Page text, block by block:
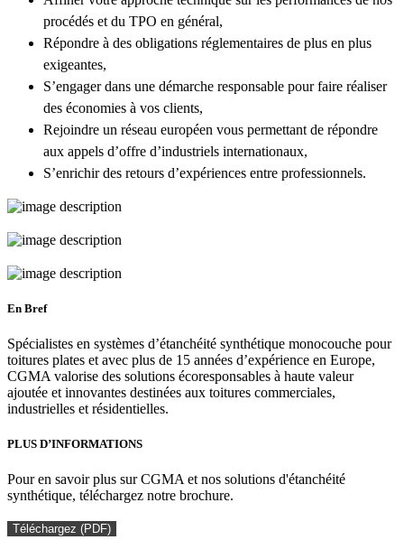
procédés et du TPO en général,
Répondre à des obligations réglementaires de plus en plus
exigeantes,
S’engager dans une démarche responsable pour faire réaliser
des économies à vos clients,
Rejoindre un réseau européen vous permettant de répondre
aux appels d’offre d’industriels internationaux,
S’enrichir des retours d’expériences entre professionnels.
En Bref
Spécialistes en systèmes d’étanchéité synthétique monocouche pour
toitures plates et avec plus de 15 années d’expérience en Europe,
CGMA valorise des solutions écoresponsables à haute valeur
ajoutée et innovantes destinées aux toitures commerciales,
industrielles et résidentielles.
PLUS D’INFORMATIONS
Pour en savoir plus sur CGMA et nos solutions d'étanchéité
synthétique, téléchargez notre brochure.
Téléchargez (PDF)